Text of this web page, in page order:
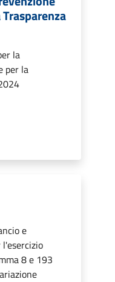
la
per la
e
8 e 193